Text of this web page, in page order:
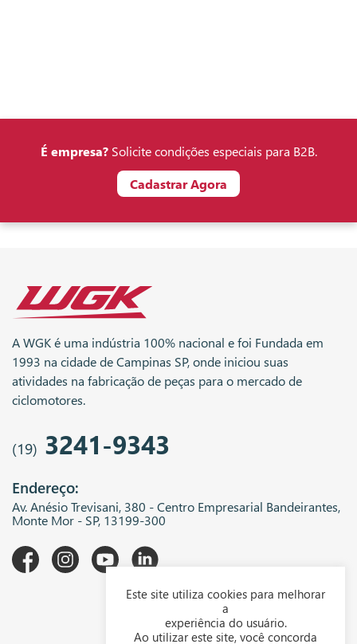
É empresa?Solicite condições especiais para B2B.
Cadastrar Agora
A WGK é uma indústria 100% nacional e foi Fundada em
1993 na cidade de Campinas SP, onde iniciou suas
atividades na fabricação de peças para o mercado de
ciclomotores.
(19) 3241-9343
Endereço:
Av. Anésio Trevisani, 380 - Centro Empresarial Bandeirantes,
Monte Mor - SP, 13199-300
Downloads
Este site utiliza cookies para melhorar
a
experiência do usuário.
Ao utilizar este site, você concorda